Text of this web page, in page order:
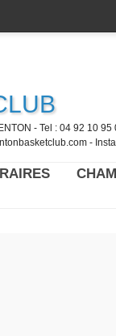
- Tel : 04 92 10
-